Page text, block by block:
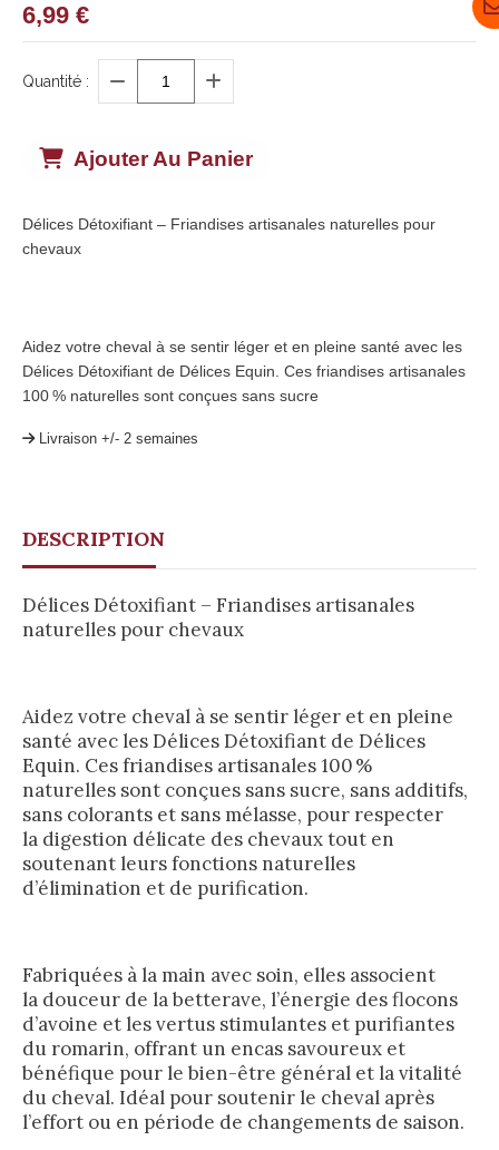
6,99 €
Quantité :
Ajouter Au Panier
Délices Détoxifiant – Friandises artisanales naturelles pour
chevaux
Aidez votre cheval à se sentir léger et en pleine santé avec les
Délices Détoxifiant de Délices Equin. Ces friandises artisanales
100 % naturelles sont conçues sans sucre
Livraison +/- 2 semaines
DESCRIPTION
Délices Détoxifiant – Friandises artisanales
naturelles pour chevaux
Aidez votre cheval à se sentir léger et en pleine
santé avec les Délices Détoxifiant de Délices
Equin. Ces friandises artisanales 100 %
naturelles sont conçues sans sucre, sans additifs,
sans colorants et sans mélasse, pour respecter
la digestion délicate des chevaux tout en
soutenant leurs fonctions naturelles
d’élimination et de purification.
Fabriquées à la main avec soin, elles associent
la douceur de la betterave, l’énergie des flocons
d’avoine et les vertus stimulantes et purifiantes
du romarin, offrant un encas savoureux et
bénéfique pour le bien-être général et la vitalité
du cheval. Idéal pour soutenir le cheval après
l’effort ou en période de changements de saison.